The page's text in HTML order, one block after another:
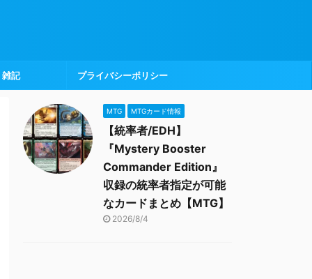
雑記 プライバシーポリシー
MTG MTGカード情報
【統率者/EDH】
『Mystery Booster
Commander Edition』
収録の統率者指定が可能
なカードまとめ【MTG】
2026/8/4